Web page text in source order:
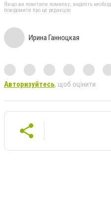
Якщо ви помітили помилку, виділіть
повідомити про це редакцію
Ирина Ганноцкая
Авторизуйтесь, щоб оцінити